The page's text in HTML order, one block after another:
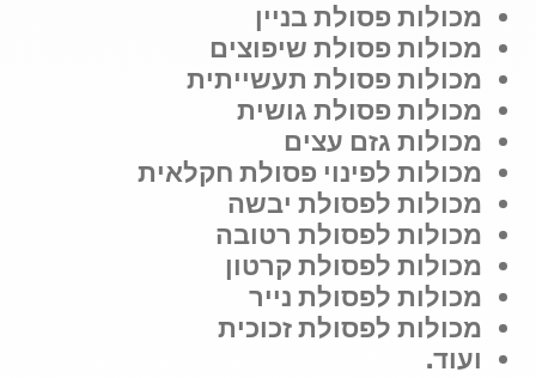
מכולות פסולת בניין
מכולות פסולת שיפוצים
מכולות פסולת תעשייתית
מכולות פסולת גושית
מכולות גזם עצים
מכולות לפינוי פסולת חקלאית
מכולות לפסולת יבשה
מכולות לפסולת רטובה
מכולות לפסולת קרטון
מכולות לפסולת נייר
מכולות לפסולת זכוכית
ועוד.